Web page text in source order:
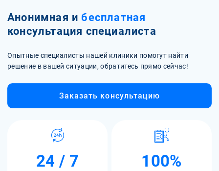
Анонимная и бесплатная
консультация специалиста
Опытные специалисты нашей клиники помогут найти
решение в вашей ситуации, обратитесь прямо сейчас!
Заказать консультацию
24 / 7 100%